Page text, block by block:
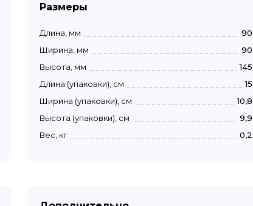
Размеры
Длина, мм
90
Ширина, мм
90
Высота, мм
145
Длина (упаковки), см
15
Ширина (упаковки), см
10,8
Высота (упаковки), см
9,9
Вес, кг
0,2